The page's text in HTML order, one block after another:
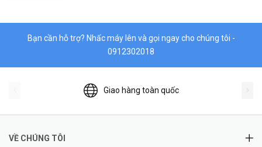
Bạn cần hỗ trợ? Nhấc máy lên và gọi ngay cho chúng tôi -
0912302018
Giao hàng toàn quốc
VỀ CHÚNG TÔI